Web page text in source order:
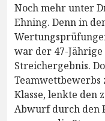
Noch mehr unter
Ehning. Denn in
war der 47-
Streichergebnis.
Teamwettbewerbs
Klasse, lenkte den
Abwurf durch den